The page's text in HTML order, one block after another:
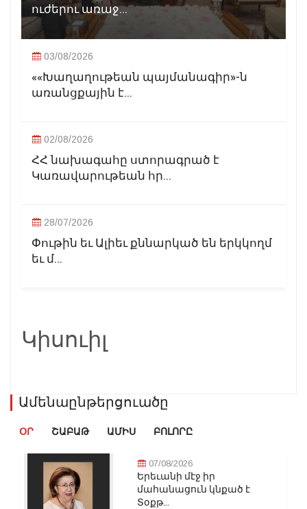
ուժերու առաջ...
03/08/2026
««Խաղաղութեան պայմանագիր»-ն
առանցքային է...
02/08/2026
ՀՀ նախագահը ստորագրած է
Կառավարութեան հր...
28/07/2026
Փութին եւ Ալիեւ քննարկած են երկկողմ
եւ մ...
Կիսուիլ
Ամենաընթերցուածը
ՕՐ ՇԱԲԱԹ ԱՄԻՍ ԲՈԼՈՐԸ
07/08/2026
Երեւանի մէջ իր
մահանացուն կնքած է
Տօքթ...